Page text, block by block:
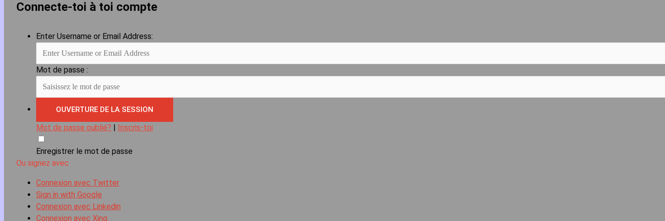
Connecte-toi à toi compte
Enter Username or Email Address:
Mot de passe :
Mot de passe oublié? Inscris-toi
Enregistrer le mot de passe
Ou signez avec
Connexion avec Twitter
Sign in with Google
Connexion avec Linkedin
Connexion avec Xing